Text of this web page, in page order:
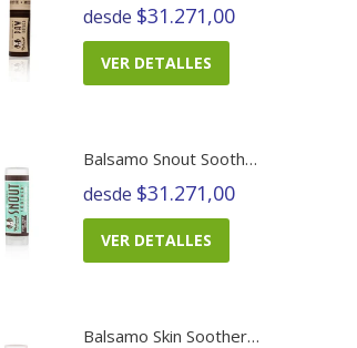
desde $31.271,00
VER DETALLES
Balsamo Snout Soother
desde $31.271,00
VER DETALLES
Balsamo Skin Soother Barra